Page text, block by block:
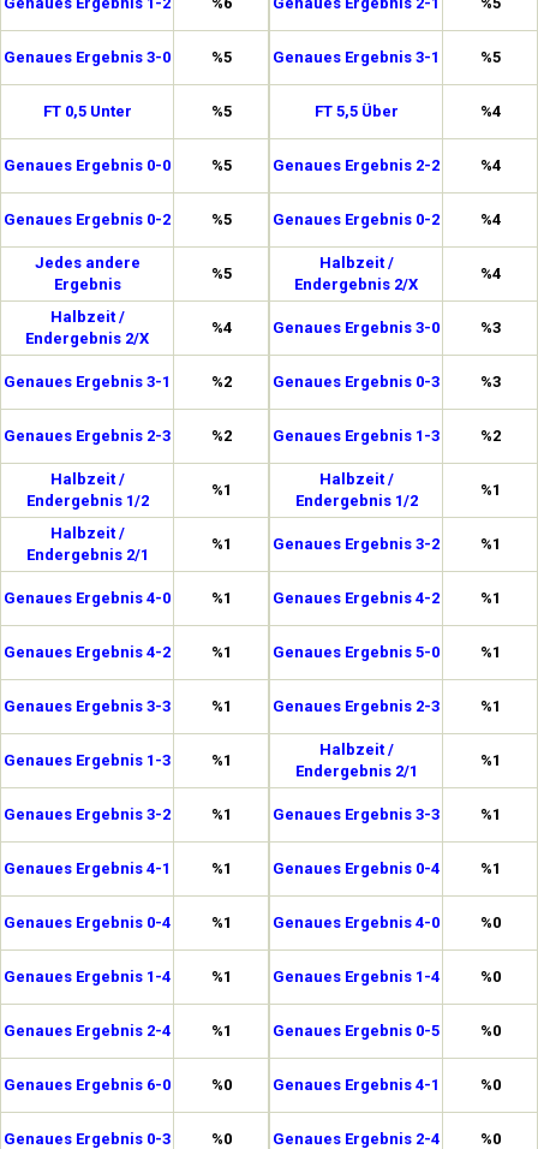
Genaues Ergebnis 3-0 %5
FT 0,5 Unter %5
Genaues Ergebnis 0-0 %5
Genaues Ergebnis 0-2 %5
Jedes andere
Ergebnis
%5
Halbzeit /
Endergebnis 2/X
%4
Genaues Ergebnis 3-1 %2
Genaues Ergebnis 2-3 %2
Halbzeit /
Endergebnis 1/2
%1
Halbzeit /
Endergebnis 2/1
%1
Genaues Ergebnis 4-0 %1
Genaues Ergebnis 4-2 %1
Genaues Ergebnis 3-3 %1
Genaues Ergebnis 1-3 %1
Genaues Ergebnis 3-2 %1
Genaues Ergebnis 4-1 %1
Genaues Ergebnis 0-4 %1
Genaues Ergebnis 1-4 %1
Genaues Ergebnis 2-4 %1
Genaues Ergebnis 6-0 %0
Genaues Ergebnis 0-3 %0
Genaues Ergebnis 3-1 %5
FT 5,5 Über %4
Genaues Ergebnis 2-2 %4
Genaues Ergebnis 0-2 %4
Halbzeit /
Endergebnis 2/X
%4
Genaues Ergebnis 3-0 %3
Genaues Ergebnis 0-3 %3
Genaues Ergebnis 1-3 %2
Halbzeit /
Endergebnis 1/2
%1
Genaues Ergebnis 3-2 %1
Genaues Ergebnis 4-2 %1
Genaues Ergebnis 5-0 %1
Genaues Ergebnis 2-3 %1
Halbzeit /
Endergebnis 2/1
%1
Genaues Ergebnis 3-3 %1
Genaues Ergebnis 0-4 %1
Genaues Ergebnis 4-0 %0
Genaues Ergebnis 1-4 %0
Genaues Ergebnis 0-5 %0
Genaues Ergebnis 4-1 %0
Genaues Ergebnis 2-4 %0